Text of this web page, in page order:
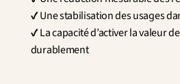
✔️ Une stabilisation des usages
✔️ La capacité d’activer la valeur
durablement